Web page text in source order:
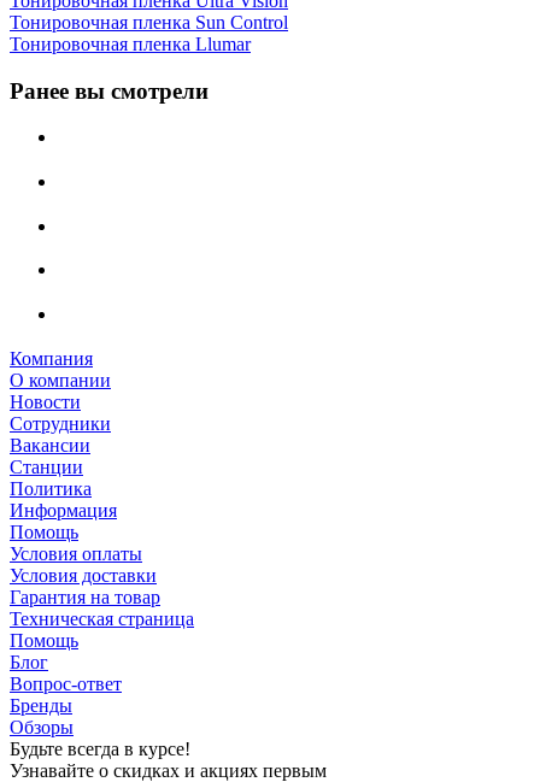
Тонировочная пленка Sun Control
Тонировочная пленка Llumar
Ранее вы смотрели
Компания
О компании
Новости
Сотрудники
Вакансии
Станции
Политика
Информация
Помощь
Условия оплаты
Условия доставки
Гарантия на товар
Техническая страница
Помощь
Блог
Вопрос-ответ
Бренды
Обзоры
Будьте всегда в курсе!
Узнавайте о скидках и акциях первым